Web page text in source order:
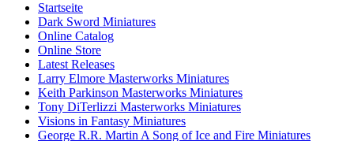
Startseite
Dark Sword Miniatures
Online Catalog
Online Store
Latest Releases
Larry Elmore Masterworks Miniatures
Keith Parkinson Masterworks Miniatures
Tony DiTerlizzi Masterworks Miniatures
Visions in Fantasy Miniatures
George R.R. Martin A Song of Ice and Fire Miniatures